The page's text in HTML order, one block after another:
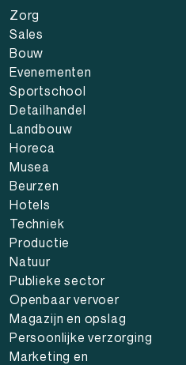
Zorg
Sales
Bouw
Evenementen
Sportschool
Detailhandel
Landbouw
Horeca
Musea
Beurzen
Hotels
Techniek
Productie
Natuur
Publieke sector
Openbaar vervoer
Magazijn en opslag
Persoonlijke verzorging
Marketing en